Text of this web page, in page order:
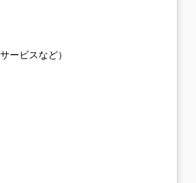
ービスなど）